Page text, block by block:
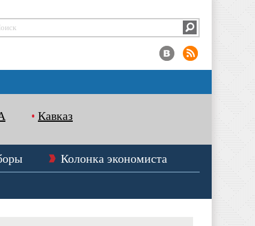
Кавказ
Колонка экономиста